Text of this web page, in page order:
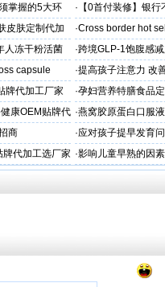
掌握的5大环
· 【0首付装修】银
贷，月供少还30%！
皮肤定制代加
·Cross border hot
人冻干粉活菌
·跨境GLP-1饱腹感
capsule ·提高孩子注意力 改
牌代加工厂家 ·孕妇营养特膳食品
工厂
康OEM贴牌代 ·燕窝胶原蛋白口服
牌
商 ·应对孩子提早发育
答案
代加工选厂家 ·影响儿童早熟的因
代工厂